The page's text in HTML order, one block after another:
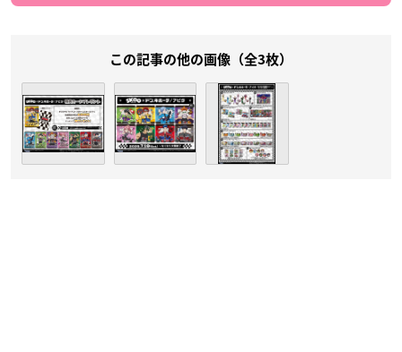
この記事の他の画像（全3枚）